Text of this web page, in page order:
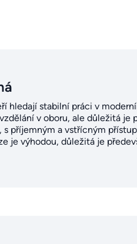
hledají stabilní práci v
v oboru, ale důležitá
příjemným a vstřícným
je výhodou, důležitá je